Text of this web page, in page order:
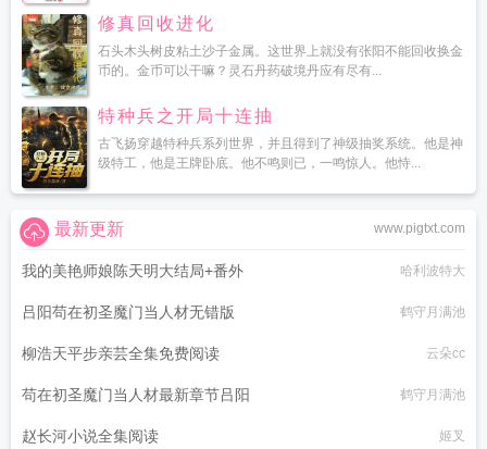
修真回收进化
石头木头树皮粘土沙子金属。这世界上就没有张阳不能回收换金
币的。金币可以干嘛？灵石丹药破境丹应有尽有...
特种兵之开局十连抽
古飞扬穿越特种兵系列世界，并且得到了神级抽奖系统。他是神
级特工，他是王牌卧底。他不鸣则已，一鸣惊人。他恃...
www.pigtxt.com
最新更新
我的美艳师娘陈天明大结局+番外 哈利波特大
吕阳苟在初圣魔门当人材无错版 鹤守月满池
柳浩天平步亲芸全集免费阅读 云朵cc
苟在初圣魔门当人材最新章节吕阳 鹤守月满池
赵长河小说全集阅读 姬叉